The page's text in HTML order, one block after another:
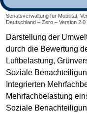
Senatsverwaltung für Mobilität,
Deutschland – Zero – Version
Darstellung der
durch die Bewertung
Luftbelastung,
Soziale
Integrierten
Mehrfachbelastung
Soziale